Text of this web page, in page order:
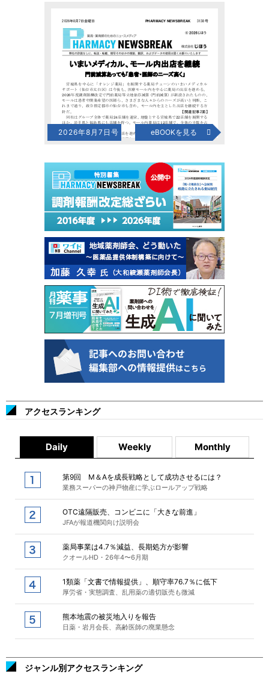
2026年8月7日号 eBOOKを見る
アクセスランキング
Daily Weekly Monthly
第9回 M＆Aを成長戦略として成功させるには？
業務スーパーの神戸物産に学ぶロールアップ戦略
OTC遠隔販売、コンビニに「大きな前進」
JFAが報道機関向け説明会
薬局事業は4.7％減益、長期処方が影響
クオールHD・26年4〜6月期
1類薬「文書で情報提供」、順守率76.7％に低下
厚労省・実態調査、乱用薬の適切販売も微減
熊本地震の被災地入りを報告
日薬・岩月会長、高齢医師の廃業懸念
ジャンル別アクセスランキング